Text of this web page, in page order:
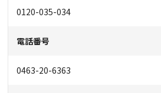
0120-035-034
電話番号
0463-20-6363